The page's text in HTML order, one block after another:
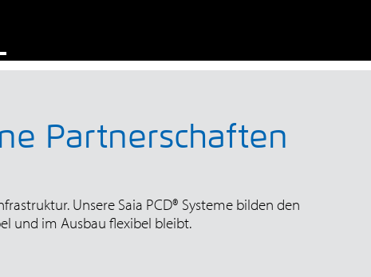
Partnerschaften
Unsere Saia PCD® Systeme bilden den
und im Ausbau flexibel bleibt.